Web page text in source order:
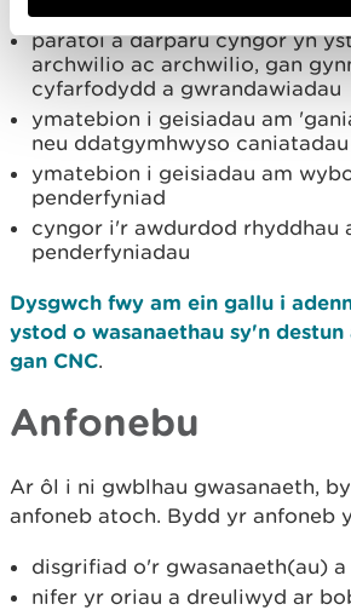
paratoi a darparu cyngor yn
archwilio ac archwilio, gan
cyfarfodydd a gwrandawiadau
ymatebion i geisiadau am
neu ddatgymhwyso caniatadau
ymatebion i geisiadau am
penderfyniad
cyngor i'r awdurdod rhyddhau
penderfyniadau
Dysgwch fwy am ein gallu i
ystod o wasanaethau sy'n
gan CNC.
Anfonebu
Ar ôl i ni gwblhau gwasanaeth,
anfoneb atoch. Bydd yr anfoneb
disgrifiad o'r gwasanaeth(au)
nifer yr oriau a dreuliwyd ar